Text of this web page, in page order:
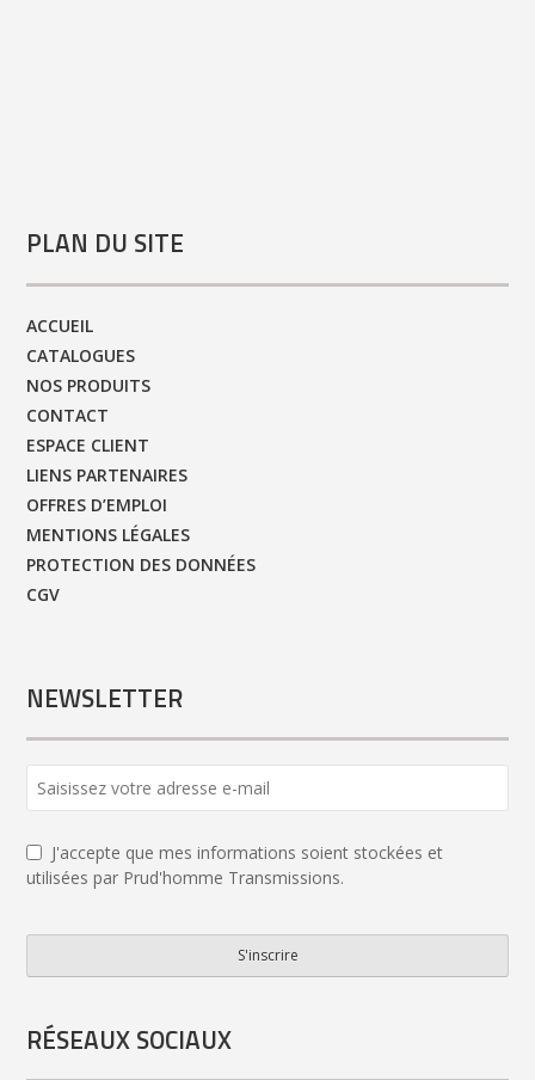
PLAN DU SITE
ACCUEIL
CATALOGUES
NOS PRODUITS
CONTACT
ESPACE CLIENT
LIENS PARTENAIRES
OFFRES D’EMPLOI
MENTIONS LÉGALES
PROTECTION DES DONNÉES
CGV
NEWSLETTER
Email *
J'accepte que mes informations soient stockées et
utilisées par Prud'homme Transmissions.
S'inscrire
RÉSEAUX SOCIAUX